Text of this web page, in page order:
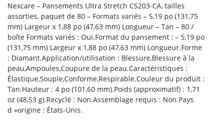
Nexcare – Pansements Ultra Stretch CS203-CA, tailles
assorties, paquet de 80 – Formats variés – 5,19 po (131,75
mm) Largeur x 1,88 po (47,63 mm) Longueur – Tan – 80 /
boîte Formats variés : Oui.Format du pansement : – 5,19 po
(131,75 mm) Largeur x 1,88 po (47,63 mm) Longueur.Forme
: Diamant.Application/utilisation : Blessure,Blessure à la
peau,Ampoules,Coupure de la peau.Caractéristiques :
Élastique,Souple,Conforme,Respirable.Couleur du produit :
Tan.Hauteur : 4 po (101,60 mm).Poids (approximatif) : 1,71
oz (48,53 g).Recyclé : Non.Assemblage requis : Non.Pays
d »origine : États-Unis.